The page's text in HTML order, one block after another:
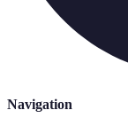
Navigation